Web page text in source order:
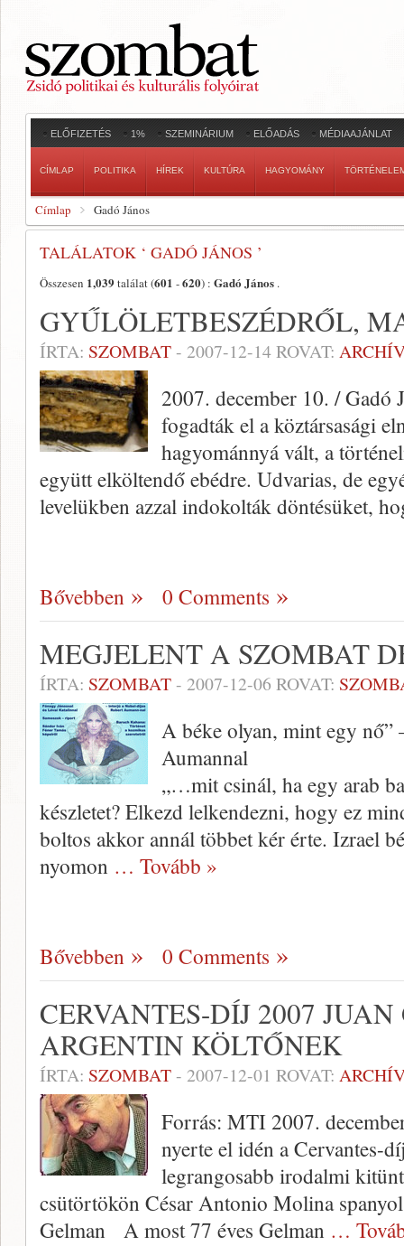
ELŐFIZETÉS 1% SZEMINÁRIUM ELŐADÁS MÉDIAAJÁNLAT
CÍMLAP POLITIKA HÍREK KULTÚRA HAGYOMÁNY
Címlap Gadó János
TALÁLATOK ‘ GADÓ JÁNOS ’
Összesen 1,039 találat (601 -620) : Gadó János .
GYŰLÖLETBESZÉDRŐL,
ÍRTA: SZOMBAT- 2007-12-14ROVAT:
2007. december 10. / Gadó
fogadták el a köztársasági
hagyománnyá vált, a
együtt elköltendő ebédre. Udvarias, de
levelükben azzal indokolták döntésüket,
Bővebben 0 Comments
MEGJELENT A SZOMBAT
ÍRTA: SZOMBAT- 2007-12-06 ROVAT:
A béke olyan, mint egy nő”
Aumannal
„…mit csinál, ha egy arab
készletet? Elkezd lelkendezni, hogy ez
boltos akkor annál többet kér érte. Izrael
nyomon … Tovább »
Bővebben 0 Comments
CERVANTES-DÍJ 2007
ARGENTIN KÖLTŐNEK
ÍRTA: SZOMBAT- 2007-12-01 ROVAT:
Forrás: MTI 2007.
nyerte el idén a Cervantes-
legrangosabb irodalmi
csütörtökön César Antonio Molina
Gelman A most 77 éves Gelman …